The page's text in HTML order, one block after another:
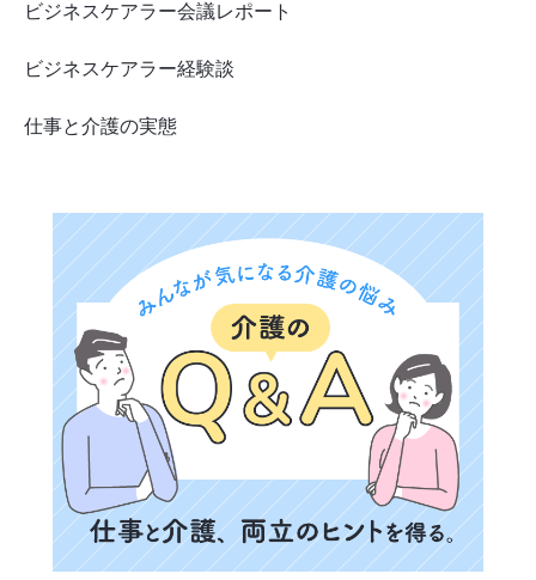
ビジネスケアラー会議レポート
ビジネスケアラー経験談
仕事と介護の実態